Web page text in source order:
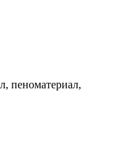
пеноматериал,